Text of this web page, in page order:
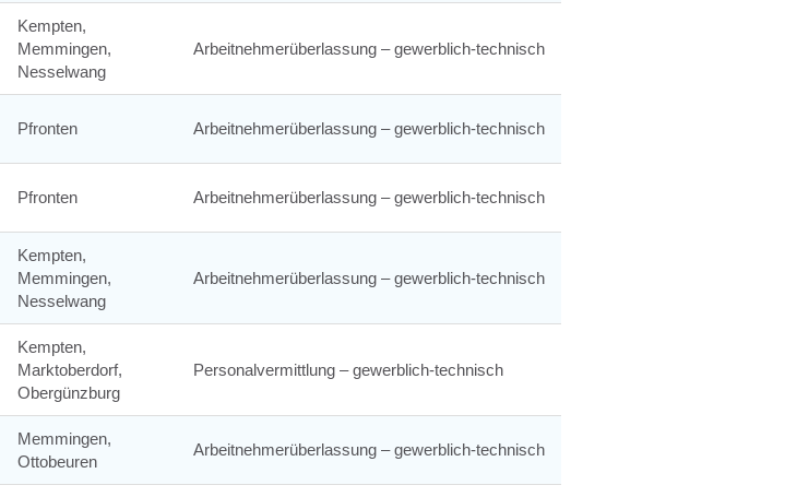
Kempten,
Memmingen,
Nesselwang
Arbeitnehmerüberlassung – gewerblich-technisch
Pfronten Arbeitnehmerüberlassung – gewerblich-technisch
Pfronten Arbeitnehmerüberlassung – gewerblich-technisch
Kempten,
Memmingen,
Nesselwang
Arbeitnehmerüberlassung – gewerblich-technisch
Kempten,
Marktoberdorf,
Obergünzburg
Personalvermittlung – gewerblich-technisch
Memmingen,
Ottobeuren
Arbeitnehmerüberlassung – gewerblich-technisch